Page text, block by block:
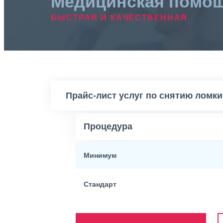
БЫСТРАЯ И КАЧЕСТВЕННАЯ
Прайс-лист услуг по снятию ломки
Процедура
Минимум
Стандарт